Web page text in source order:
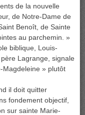
de la nouvelle
de Notre-Dame de
Benoît, de Sainte
au parchemin. »
biblique, Louis-
Lagrange, signale
Magdeleine » plutôt
il doit quitter
fondement objectif,
sur sainte Marie-